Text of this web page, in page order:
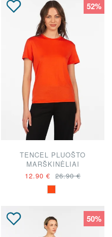
52%
TENCEL PLUOŠTO
MARŠKINĖLIAI
12.90 € 26.90 €
50%